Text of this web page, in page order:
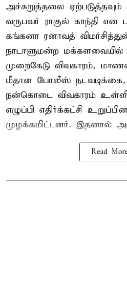
அச்சுறுத்தலை
வருபவர் ராகுல் காந்தி என
கங்கனா ரனாவத்
நாடாளுமன்ற
முறைகேடு விவகாரம்,
மீதான போலீஸ் நடவடிக்கை,
நன்கொடை விவகாரம்
எழுப்பி எதிர்க்கட்சி
முழக்கமிட்டனர். இதனால்
Read